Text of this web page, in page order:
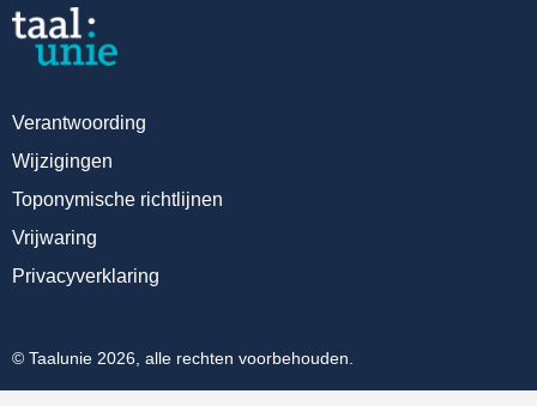
Verantwoording
Wijzigingen
Toponymische richtlijnen
Vrijwaring
Privacyverklaring
© Taalunie 2026, alle rechten voorbehouden.